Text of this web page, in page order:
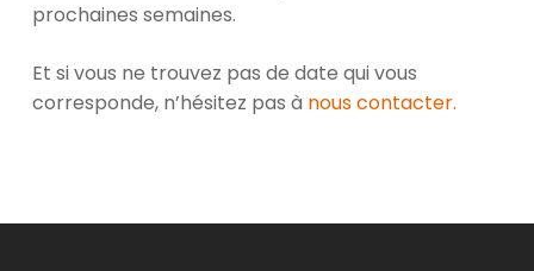
prochaines semaines.
Et si vous ne trouvez pas de date qui vous
corresponde, n’hésitez pas à nous contacter.